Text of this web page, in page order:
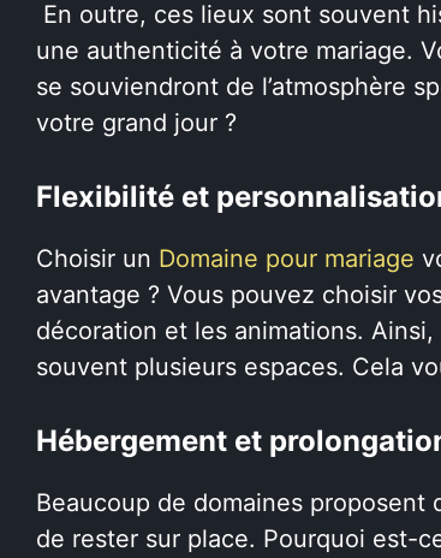
En outre, ces lieux sont souvent
une authenticité à votre mariage.
se souviendront de l’atmosphère
votre grand jour ?
Flexibilité et
Choisir un Domaine pour mariage
avantage ? Vous pouvez choisir
décoration et les animations.
souvent plusieurs espaces. Cela
Hébergement et
Beaucoup de domaines proposent
de rester sur place. Pourquoi est-